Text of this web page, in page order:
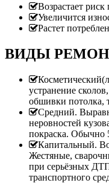
Возрастает
Увеличится
Растет
ВИДЫ
устранение
обшивки потолка,
Средний.
неровностей
покраска. Обычно
Капитальный.
Жестяные,
при серьёзных
транспортного